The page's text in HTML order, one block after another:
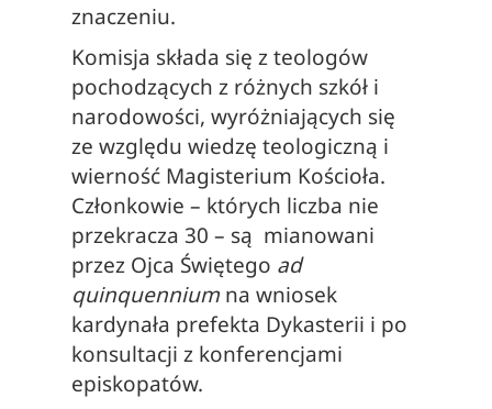
znaczeniu.
Komisja składa się z teologów
pochodzących z różnych szkół i
narodowości, wyróżniających się
ze względu wiedzę teologiczną i
wierność Magisterium Kościoła.
Członkowie – których liczba nie
przekracza 30 – są mianowani
przez Ojca Świętego ad
quinquennium na wniosek
kardynała prefekta Dykasterii i po
konsultacji z konferencjami
episkopatów.